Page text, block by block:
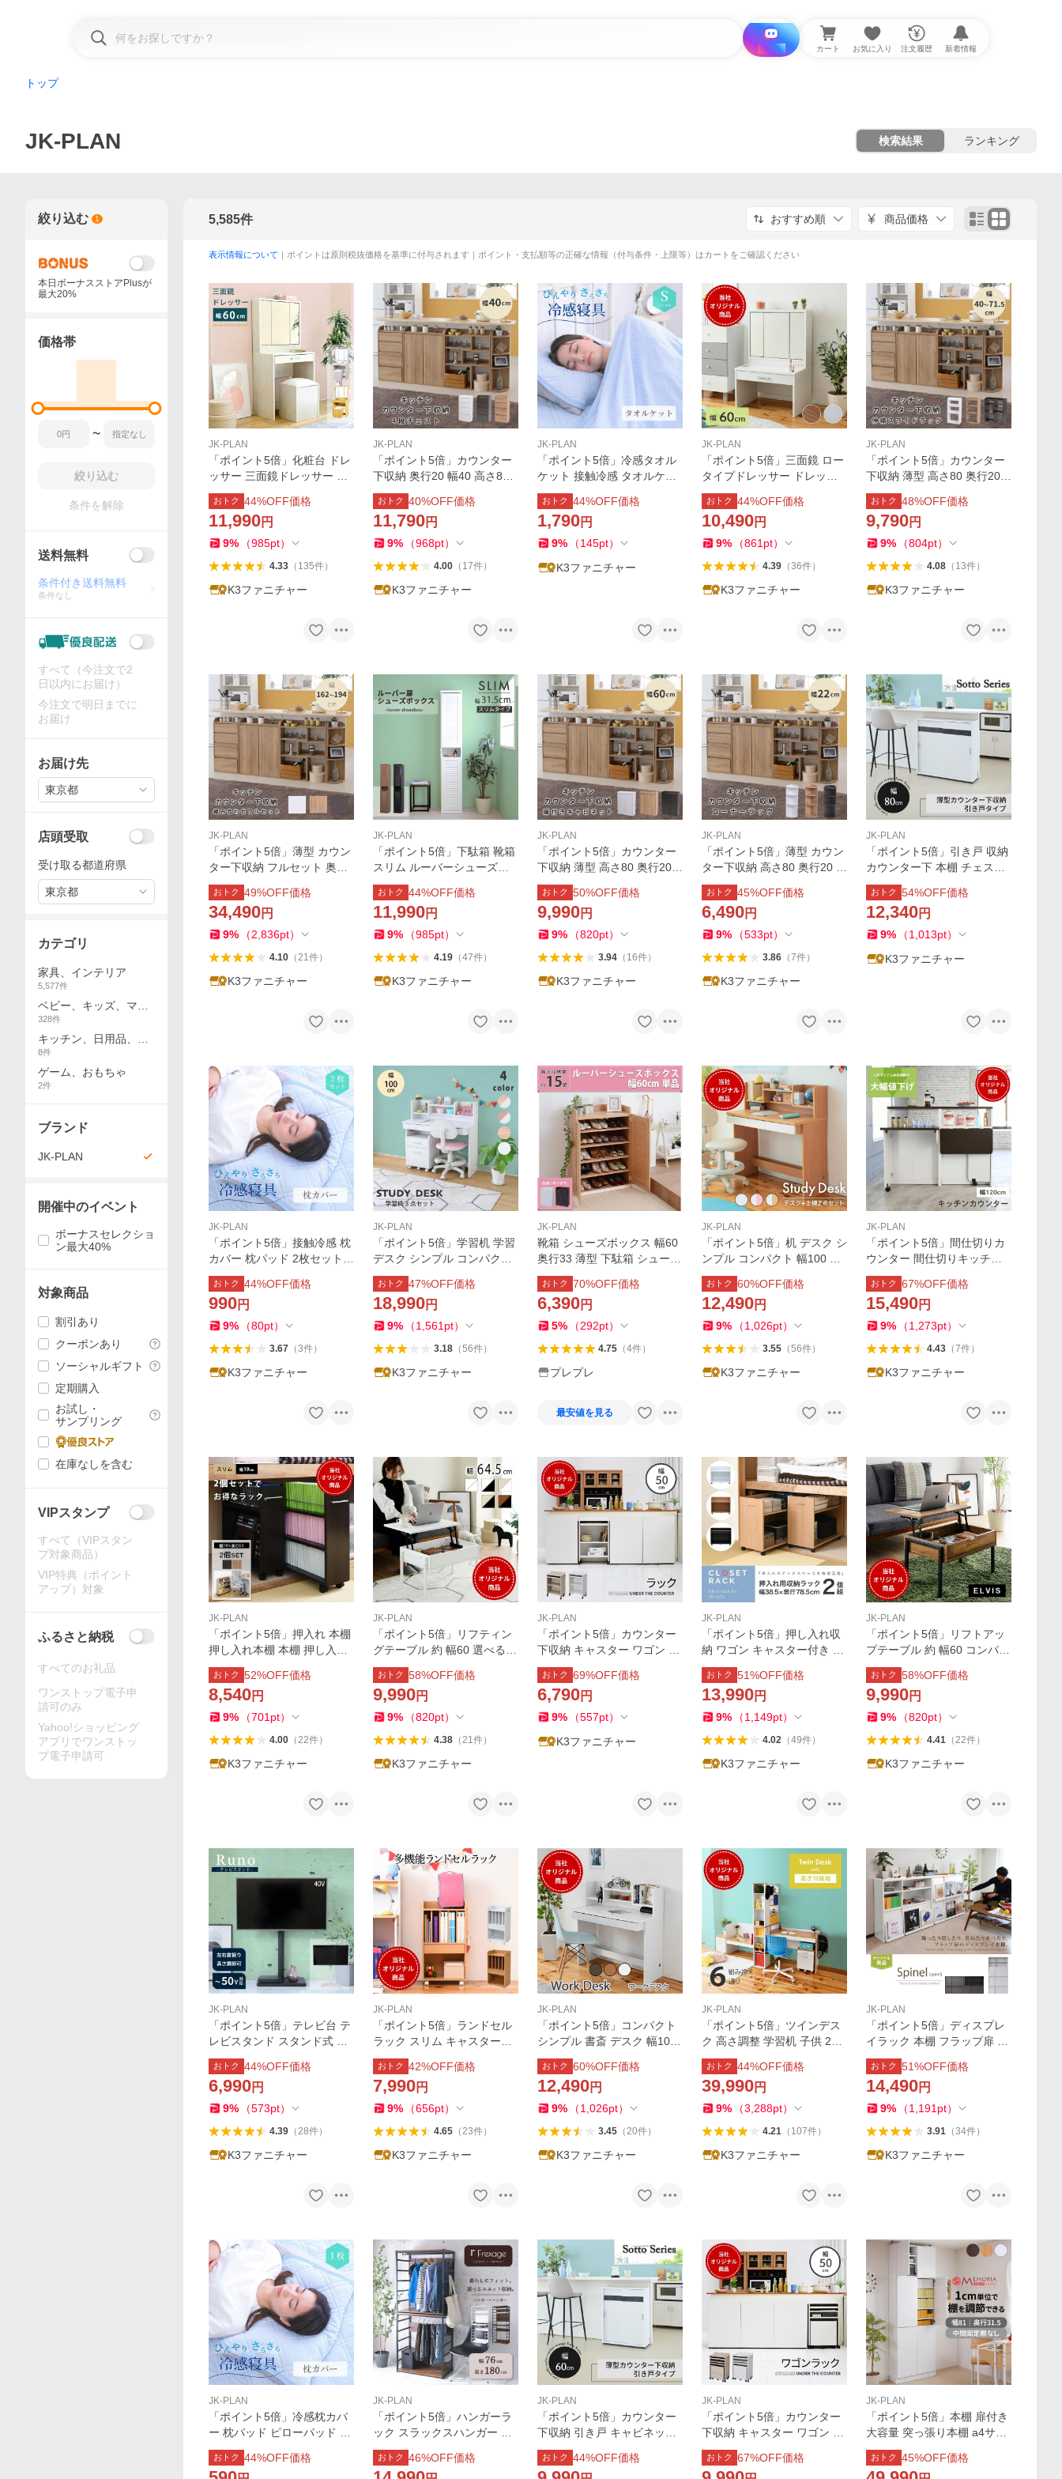
i と探す カート お気に入り 注文履歴 新着情報
トップ
JK-PLAN 検索結果 ランキング
5,585件 おすすめ順 商品価格
表示情報について ｜ポイントは原則税抜価格を基準に付与されます｜ポイント・支払額等の正確な情報（付与条件・上限等）はカートをご確認ください
JK-PLAN
「ポイント5倍」化粧台 ドレ
ッサー 三面鏡ドレッサー シ
ンプル 白 幅60cm スツール
付き 収納 コンセント付き ホ
ワイト 木製 引き出し
おトク 44%OFF価格
11,990円
9% （985pt）
4.33（ 135件）
K3ファニチャー
JK-PLAN
「ポイント5倍」カウンター
下収納 奥行20 幅40 高さ80
チェスト 薄型 4段 引き出し
スリム
おトク 40%OFF価格
11,790円
9% （968pt）
4.00（ 17件）
K3ファニチャー
JK-PLAN
「ポイント5倍」冷感タオル
ケット 接触冷感 タオルケッ
ト 掛け布団 シングル お昼寝
ケット 夏用 リバーシブル ブ
ランケット幅 140 奥行 190
ブルー
おトク 44%OFF価格
1,790円
9% （145pt）
K3ファニチャー
JK-PLAN
「ポイント5倍」三面鏡 ロー
タイプドレッサー ドレッサ
ー ロータイプ 幅60 高さ90
コンセント付き コンパクト 3
面鏡 低い 低め ロー
おトク 44%OFF価格
10,490円
9% （861 pt）
4.39（36件）
K3ファニチャー
JK-PLAN
「ポイント5倍」カウンター
下収納 薄型 高さ80 奥行20
幅40 〜 幅70 伸縮ラック オ
ープンラック 可動式 スリム
おトク 48%OFF価格
9,790円
9% （804pt）
4.08（ 13件）
K3ファニチャー
JK-PLAN
「ポイント5倍」薄型 カウン
ター下収納 フルセット 奥行2
0 高さ80 幅160 〜 幅194 セ
ット 伸縮 サイズ調整可能 ス
リム
おトク 49%OFF価格
34,490円
9% （2,836pt）
4.10（21件）
K3ファニチャー
JK-PLAN
「ポイント5倍」下駄箱 靴箱
スリム ルーバーシューズボ
ックス コンパクト 約 幅30c
m 2個組 玄関 省スペース ル
ーバー扉付き 縦長
おトク 44%OFF価格
11,990円
9% （985pt）
4.19（47件）
K3ファニチャー
JK-PLAN
「ポイント5倍」カウンター
下収納 薄型 高さ80 奥行20
幅60 棚 キャビネット 扉付き
薄型 扉
おトク 50%OFF価格
9,990円
9% （820pt）
3.94（ 16件）
K3ファニチャー
JK-PLAN
「ポイント5倍」薄型 カウン
ター下収納 高さ80 奥行20 幅
22 コーナー 棚 ラック木製
スリム オープンラック
おトク 45%OFF価格
6,490円
9% （533pt）
3.86（7件）
K3ファニチャー
JK-PLAN
「ポイント5倍」引き戸 収納
カウンター下 本棚 チェスト
薄型 幅80 奥行22 高さ80 キ
ッチン 棚 薄型 コンパクト コ
ンセント ルーター 目隠し ブ
ラック ホワイト
おトク 54%OFF価格
12,340円
9% （1,013pt）
K3ファニチャー
JK-PLAN
「ポイント5倍」接触冷感 枕
カバー 枕パッド 2枚セット
ピローパッド 幅45 奥行 55
抗菌防臭 洗える 夏用 生地 パ
イル ブルー
おトク 44%OFF価格
990円
9% （80pt）
3.67（3件）
K3ファニチャー
JK-PLAN
「ポイント5倍」学習机 学習
デスク シンプル コンパクト
白 ホワイト ピンク 幅100 引
き出し付き 木製 子供 小さめ
奥行45 ホワイト 白 ピンク
おトク 47%OFF価格
18,990円
9% （1,561 pt）
3.18（56件）
K3ファニチャー
JK-PLAN
靴箱 シューズボックス 幅60
奥行33 薄型 下駄箱 シューズ
ラック 靴 収納 玄関収納 むれ
ない ルーバー 式 扉 下足入れ
靴箱 玄関 靴入れ シューズロ
ッカー
おトク 70%OFF価格
6,390円
5% （292pt）
4.75（4件）
プレプレ
最安値を見る
JK-PLAN
「ポイント5倍」机 デスク シ
ンプル コンパクト 幅100 棚
付き 引き出し 女の子 子供 木
製 机 ホワイト 白 ピンク
おトク 60%OFF価格
12,490円
9% （1,026pt）
3.55（56件）
K3ファニチャー
JK-PLAN
「ポイント5倍」間仕切りカ
ウンター 間仕切りキッチン
カウンター 幅 120cm テーブ
ル バタフライ 天板 高さ 70c
m 対面カウンター
おトク 67%OFF価格
15,490円
9% （1,273pt）
4.43（7件）
K3ファニチャー
JK-PLAN
「ポイント5倍」押入れ 本棚
押し入れ本棚 本棚 押し入れ
2個組 押入れ収納 押し入れ収
納 約 幅20 高さ 65cm 奥行6
3 キャスター付き 棚 漫画 マ
ンガ
おトク 52%OFF価格
8,540円
9% （701 pt）
4.00（22件）
K3ファニチャー
JK-PLAN
「ポイント5倍」リフティン
グテーブル 約 幅60 選べる5
色 コンパクト 一人暮らしに
最適サイズ ミニ 半 完成品 収
納 リビング ミニテーブル リ
フトアップテーブル
おトク 58%OFF価格
9,990円
9% （820pt）
4.38（21件）
K3ファニチャー
JK-PLAN
「ポイント5倍」カウンター
下収納 キャスター ワゴン 幅
50 奥行30 高さ75 オープン
ラック ラック 棚 キャスター
付き
おトク 69%OFF価格
6,790円
9% （557pt）
K3ファニチャー
JK-PLAN
「ポイント5倍」押し入れ収
納 ワゴン キャスター付き 書
類 ラック 2個組 押入れ収納
棚 約 幅40 奥行78 高さ65 お
もちゃ ストックワゴン
おトク 51%OFF価格
13,990円
9% （1,149pt）
4.02（49件）
K3ファニチャー
JK-PLAN
「ポイント5倍」リフトアッ
プテーブル 約 幅60 コンパク
ト 一人暮らしに最適サイズ
ミニ 半 完成品 収納 リビング
ミニテーブル
おトク 58%OFF価格
9,990円
9% （820pt）
4.41（22件）
K3ファニチャー
JK-PLAN
「ポイント5倍」テレビ台 テ
レビスタンド スタンド式 壁
掛け風 壁寄せ 首振り おしゃ
れ コンパクト シンプル 32型
〜 50型 幅50 コーナー 配線
隠し 白 黒
おトク 44%OFF価格
6,990円
9% （573pt）
4.39（28件）
K3ファニチャー
JK-PLAN
「ポイント5倍」ランドセル
ラック スリム キャスター付
き 幅45 奥行30 高さ85 ラン
ドセル置き ランドセル 教科
書 収納 棚
おトク 42%OFF価格
7,990円
9% （656pt）
4.65（23件）
K3ファニチャー
JK-PLAN
「ポイント5倍」コンパクト
シンプル 書斎 デスク 幅100
棚付き 木製 パソコンデスク
テレワークデスク
おトク 60%OFF価格
12,490円
9% （1,026pt）
3.45（20件）
K3ファニチャー
JK-PLAN
「ポイント5倍」ツインデス
ク 高さ調整 学習机 子供 2人
用 二人用 高さ180 学習机セ
ット 向かい合わせ リビング
ラック 引き出し ホワイト ナ
チュラル 収納 木製
おトク 44%OFF価格
39,990円
9% （3,288pt）
4.21（ 107件）
K3ファニチャー
JK-PLAN
「ポイント5倍」ディスプレ
イラック 本棚 フラップ扉 フ
ラップチェスト 2個セット 幅
90 マガジンラック 収納 ディ
スプレイ 棚 フラップ式扉 フ
ラップラック
おトク 51%OFF価格
14,490円
9% （1,191 pt）
3.91（34件）
K3ファニチャー
JK-PLAN
「ポイント5倍」冷感枕カバ
ー 枕パッド ピローパッド 幅
45 奥行 55 接触冷感 抗菌防
臭 洗える 夏用 生地 パイル
おトク 44%OFF価格
JK-PLAN
「ポイント5倍」ハンガーラ
ック スラックスハンガー 衣
類収納 幅76 奥行42 高さ180
二段 木製 縦長 横長 横置き
おトク 46%OFF価格
JK-PLAN
「ポイント5倍」カウンター
下収納 引き戸 キャビネット
薄型 キッチン 幅60 奥行22
高さ80cm 収納 食器 棚 スリ
おトク 44%OFF価格
JK-PLAN
「ポイント5倍」カウンター
下収納 キャスター ワゴン 幅
50 奥行30 高さ75 隠す ワゴ
ン 付き 小物 ボックス 整理
おトク 67%OFF価格
JK-PLAN
「ポイント5倍」本棚 扉付き
大容量 突っ張り本棚 a4サイ
ズ対応 ”本棚革命” 1cm単位
で棚板調整可能 転倒防止
おトク 45%OFF価格
絞り込む 1
本日ボーナスストアPlusが
最大20%
価格帯
〜
絞り込む
条件を解除
送料無料
条件付き送料無料
条件なし
すべて（今注文で2
日以内にお届け）
今注文で明日までに
お届け
お届け先
東京都
店頭受取
受け取る都道府県
東京都
カテゴリ
家具、インテリア
5,577件
ベビー、キッズ、マタ
ニティ
328件
キッチン、日用品、文
具
8件
ゲーム、おもちゃ
2件
ブランド
JK-PLAN
開催中のイベント
ボーナスセレクショ
ン最大40%
対象商品
割引あり
クーポンあり
ソーシャルギフト
定期購入
お試し・
サンプリング
在庫なしを含む
VIPスタンプ
すべて（VIPスタン
プ対象商品）
VIP特典（ポイント
アップ）対象
ふるさと納税
すべてのお礼品
ワンストップ電子申
請可のみ
Yahoo!ショッピング
アプリでワンストッ
プ電子申請可